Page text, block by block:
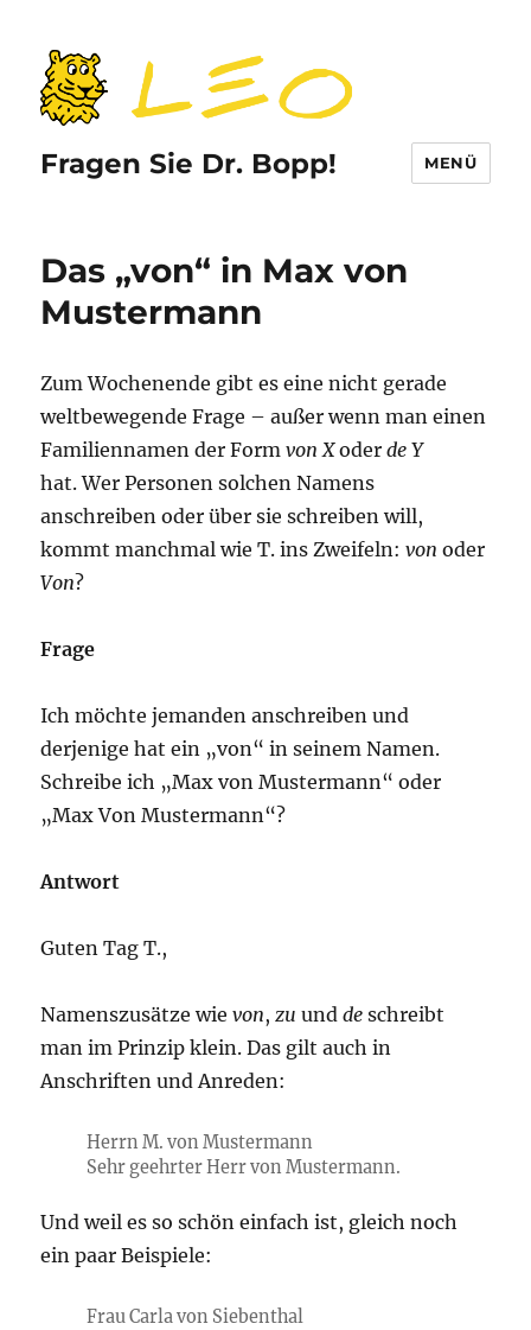
Fragen Sie Dr. Bopp! MENÜ
Das „von“ in Max von
Mustermann
Zum Wochenende gibt es eine nicht gerade
weltbewegende Frage – außer wenn man einen
Familiennamen der Formvon Xoderde Y
hat. Wer Personen solchen Namens
anschreiben oder über sie schreiben will,
kommt manchmal wie T. ins Zweifeln:von oder
Von?
Frage
Ich möchte jemanden anschreiben und
derjenige hat ein „von“ in seinem Namen.
Schreibe ich „Max von Mustermann“ oder
„Max Von Mustermann“?
Antwort
Guten Tag T.,
Namenszusätze wievon,zu undde schreibt
man im Prinzip klein. Das gilt auch in
Anschriften und Anreden:
Herrn M. von Mustermann
Sehr geehrter Herr von Mustermann.
Und weil es so schön einfach ist, gleich noch
ein paar Beispiele:
Frau Carla von Siebenthal